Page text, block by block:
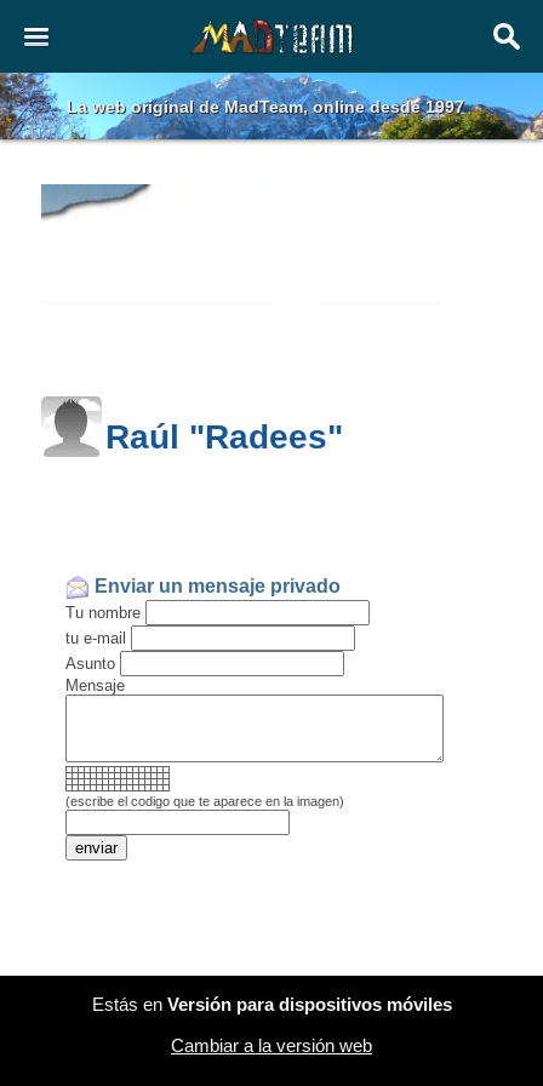
La web original de MadTeam, online desde 1997
Raúl "Radees"
Enviar un mensaje privado
Tu nombre
tu e-mail
Asunto
Mensaje
(escribe el codigo que te aparece en la imagen)
Estás en Versión para dispositivos móviles
Cambiar a la versión web